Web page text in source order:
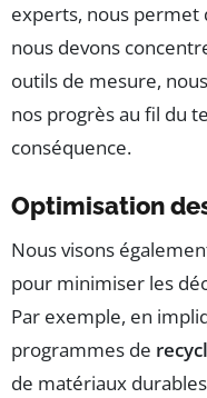
experts, nous permet
nous devons
outils de mesure,
nos progrès au fil du
conséquence.
Optimisation
Nous visons
pour minimiser les
Par exemple, en
programmes de
de matériaux